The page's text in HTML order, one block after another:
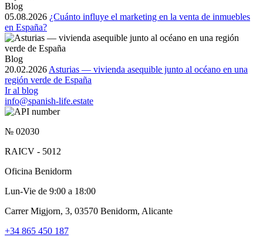
Blog
05.08.2026 ¿Cuánto influye el marketing en la venta de inmuebles
en España?
Blog
20.02.2026 Asturias — vivienda asequible junto al océano en una
región verde de España
Ir al blog
info@spanish-life.estate
№ 02030
RAICV - 5012
Oficina Benidorm
Lun-Vie de 9:00 a 18:00
Carrer Migjorn, 3, 03570 Benidorm, Alicante
+34 865 450 187